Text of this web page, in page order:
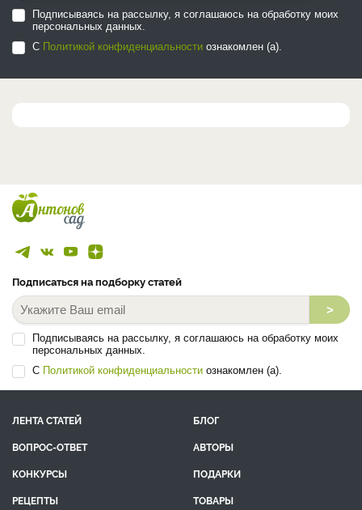
Подписываясь на рассылку, я соглашаюсь на обработку моих
персональных данных.
С Политикой конфиденциальности ознакомлен (а).
Подписаться на подборку статей
>
Подписываясь на рассылку, я соглашаюсь на обработку моих
персональных данных.
С Политикой конфиденциальности ознакомлен (а).
ЛЕНТА СТАТЕЙ
БЛОГ
ВОПРОС-ОТВЕТ
АВТОРЫ
КОНКУРСЫ
ПОДАРКИ
РЕЦЕПТЫ
ТОВАРЫ